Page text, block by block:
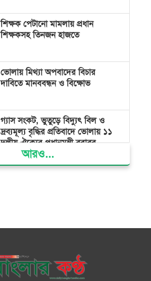
শিক্ষক পেটানো মামলায় প্রধান
শিক্ষকসহ তিনজন হাজতে
ভোলায় মিথ্যা অপবাদের বিচার
দাবিতে মানববন্ধন ও বিক্ষোভ
গ্যাস সংকট, ভুতুড়ে বিদ্যুৎ বিল ও
দ্রব্যমূল্য বৃদ্ধির প্রতিবাদে ভোলায় ১১
দলীয় ঐক্যের প্রধানমন্ত্রী বরাবর
স্মারকলিপি প্রদান
পালিত
জুলাইয়ে সড়কে ঝরল ৪১৬ প্রাণ,
মোটরসাইকেলে সর্বাধিক মৃত্যু
আরও...